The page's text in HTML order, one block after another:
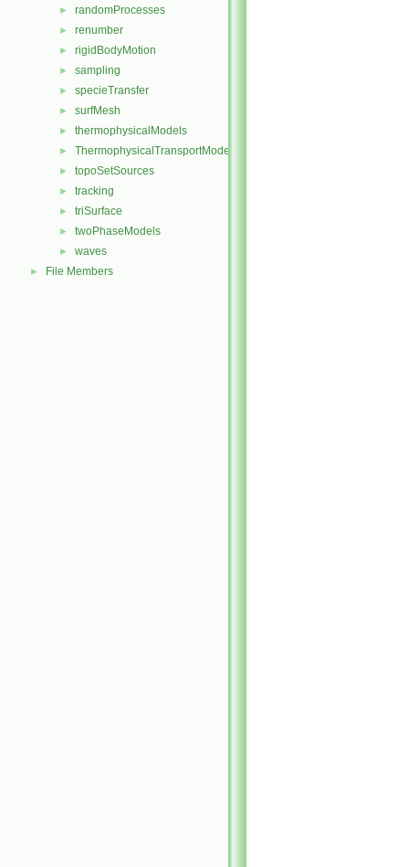
► randomProcesses
► renumber
► rigidBodyMotion
► sampling
► specieTransfer
► surfMesh
► thermophysicalModels
► ThermophysicalTransportModels
► topoSetSources
► tracking
► triSurface
► twoPhaseModels
► waves
► File Members